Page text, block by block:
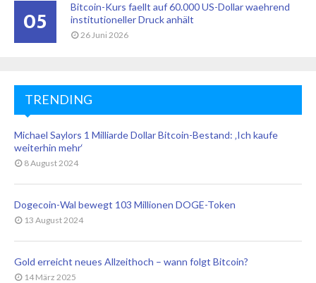
05
Bitcoin-Kurs faellt auf 60.000 US-Dollar waehrend
institutioneller Druck anhält
26 Juni 2026
TRENDING
Michael Saylors 1 Milliarde Dollar Bitcoin-Bestand: ‚Ich kaufe
weiterhin mehr‘
8 August 2024
Dogecoin-Wal bewegt 103 Millionen DOGE-Token
13 August 2024
Gold erreicht neues Allzeithoch – wann folgt Bitcoin?
14 März 2025